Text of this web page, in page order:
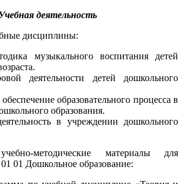
деятельность
дисциплины:
музыкального воспитания детей
деятельности детей дошкольного
образовательного процесса в
образования.
в учреждении дошкольного
методические материалы для
01 Дошкольное образование: